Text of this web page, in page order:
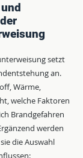
setzt
an.
Wärme,
welche Faktoren
Brandgefahren
werden
die Auswahl